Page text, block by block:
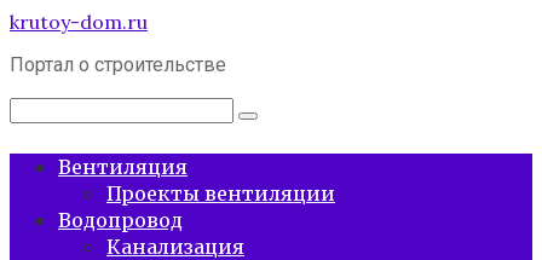
Перейти
контенту
krutoy-dom.ru
Портал о строительстве
Поиск:
Вентиляция
Проекты вентиляции
Водопровод
Канализация